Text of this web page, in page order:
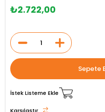
₺2.722,00
İstek Listeme Ekle
Karşılaştır